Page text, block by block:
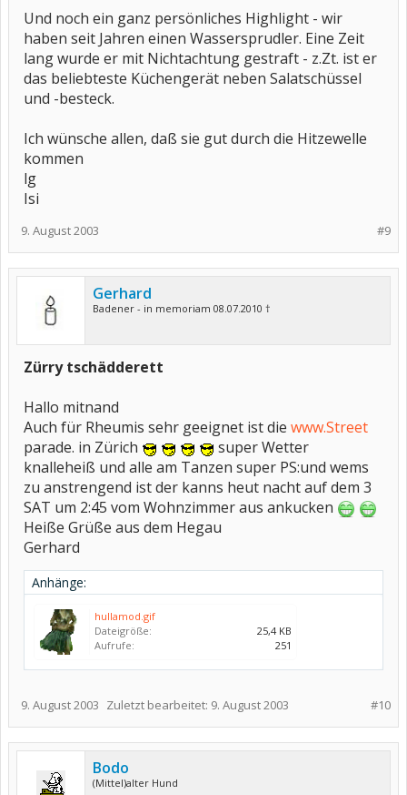
Und noch ein ganz persönliches Highlight - wir
haben seit Jahren einen Wassersprudler. Eine Zeit
lang wurde er mit Nichtachtung gestraft - z.Zt. ist er
das beliebteste Küchengerät neben Salatschüssel
und -besteck.
Ich wünsche allen, daß sie gut durch die Hitzewelle
kommen
lg
Isi
#9
9. August 2003
Gerhard
Badener - in memoriam 08.07.2010 †
Zürry tschädderett
Hallo mitnand
Auch für Rheumis sehr geeignet ist die www.Street
parade. in Zürich
super Wetter
knalleheiß und alle am Tanzen super PS:und wems
zu anstrengend ist der kanns heut nacht auf dem 3
SAT um 2:45 vom Wohnzimmer aus ankucken
Heiße Grüße aus dem Hegau
Gerhard
Anhänge:
hullamod.gif
Dateigröße:
25,4 KB
Aufrufe:
251
#10
9. August 2003 Zuletzt bearbeitet: 9. August 2003
Bodo
(Mittel)alter Hund